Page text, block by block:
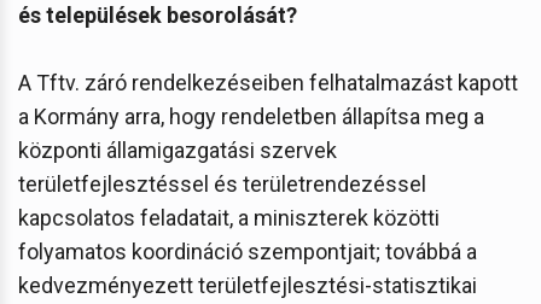
és települések besorolását?
A Tftv. záró rendelkezéseiben felhatalmazást kapott
a Kormány arra, hogy rendeletben állapítsa meg a
központi államigazgatási szervek
területfejlesztéssel és területrendezéssel
kapcsolatos feladatait, a miniszterek közötti
folyamatos koordináció szempontjait; továbbá a
kedvezményezett területfejlesztési-statisztikai